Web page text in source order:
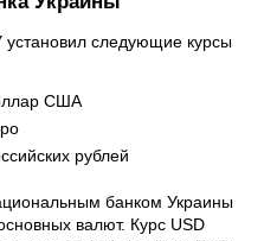
установил следующие курсы
США
рублей
банком Украины
валют. Курс USD